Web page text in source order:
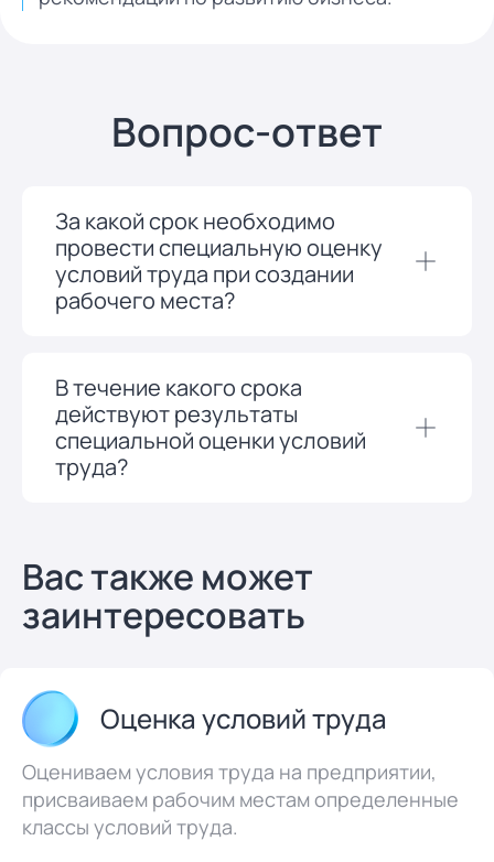
Вопрос-ответ
За какой срок необходимо
провести специальную оценку
условий труда при создании
рабочего места?
В течение какого срока
действуют результаты
специальной оценки условий
труда?
Вас также может
заинтересовать
Оценка условий труда
Оцениваем условия труда на предприятии,
присваиваем рабочим местам определенные
классы условий труда.